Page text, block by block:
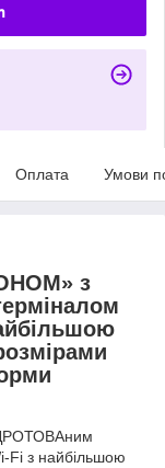
Оплата Умови
з
Fi з найбільшою